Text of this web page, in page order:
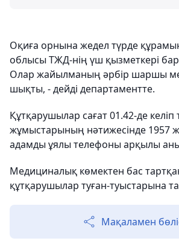
Оқиға орнына жедел түрде
облысы ТЖД-нің үш қызметкері
Олар жайылманың әрбір шаршы
шықты, - дейді департаментте.
Құтқарушылар сағат 01.42-де келіп
жұмыстарының нәтижесінде 1957
адамды ұялы телефоны арқылы
Медициналық көмектен бас
құтқарушылар туған-туыстарына
Мақаламен